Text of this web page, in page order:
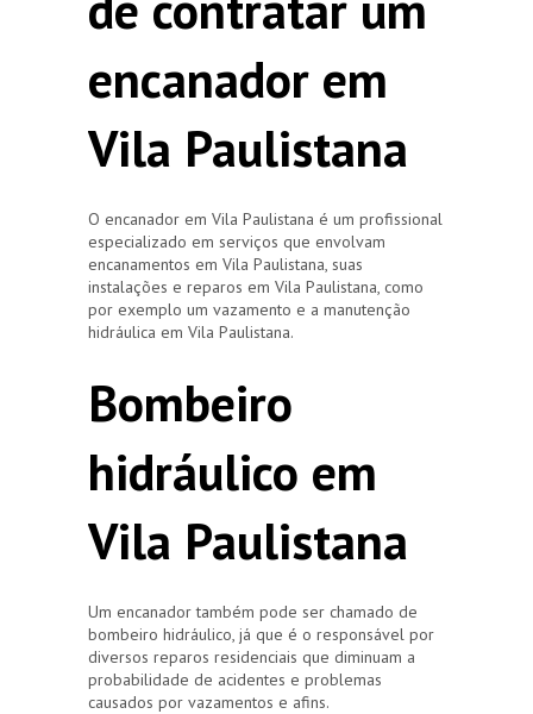
encanador em
Vila Paulistana
O encanador em Vila Paulistana é um profissional
especializado em serviços que envolvam
encanamentos em Vila Paulistana, suas
instalações e reparos em Vila Paulistana, como
por exemplo um vazamento e a manutenção
hidráulica em Vila Paulistana.
Bombeiro
hidráulico em
Vila Paulistana
Um encanador também pode ser chamado de
bombeiro hidráulico, já que é o responsável por
diversos reparos residenciais que diminuam a
probabilidade de acidentes e problemas
causados por vazamentos e afins.